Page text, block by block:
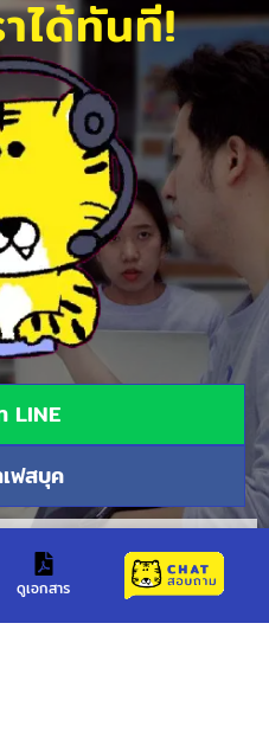
ดูเอกสาร
ได้ทันที!
LINE
ฟสบุค
โทรปกติ